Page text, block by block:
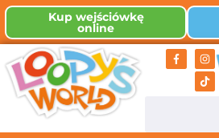
Kup wejściówkę
online